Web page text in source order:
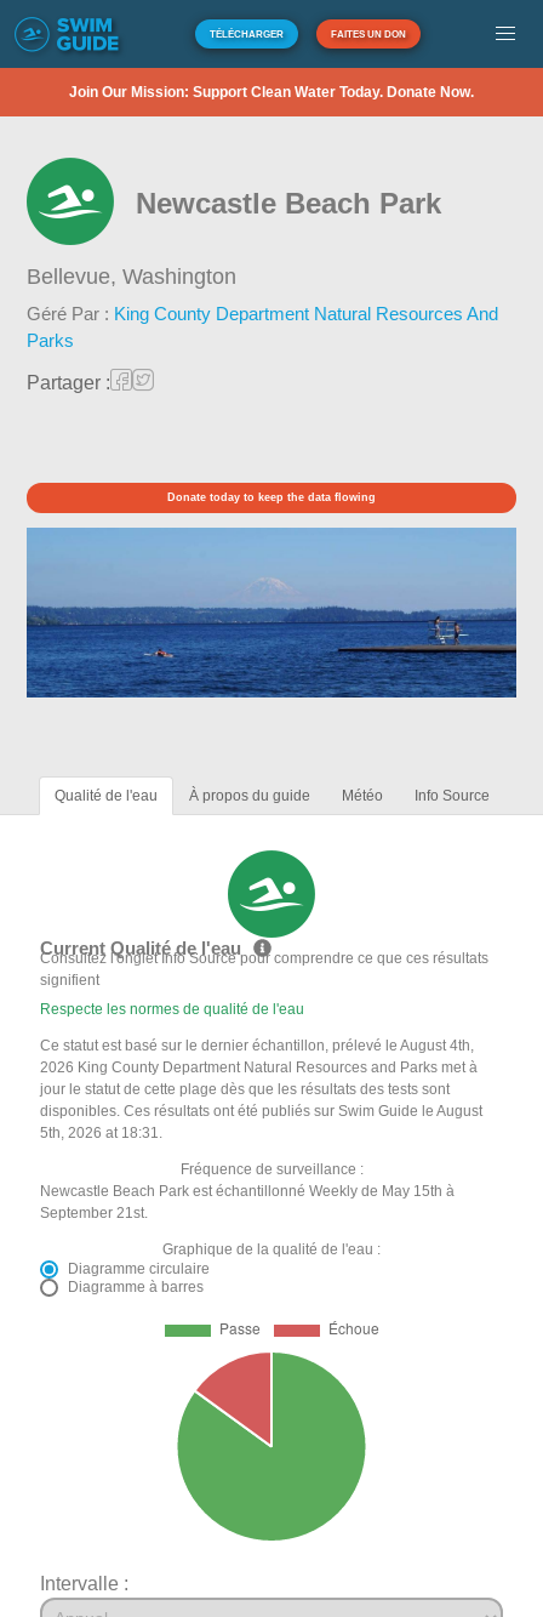
TÉLÉCHARGER FAITES UN DON
Join Our Mission: Support Clean Water Today. Donate Now.
Newcastle Beach Park
Bellevue,Washington
Géré Par : King County Department Natural Resources And
Parks
Partager :
Donate today to keep the data flowing
Qualité de l'eau À propos du guide Météo Info Source
Current Qualité de l'eau
Consultez l'onglet Info Source pour comprendre ce que ces résultats
signifient
Respecte les normes de qualité de l'eau
Ce statut est basé sur le dernier échantillon, prélevé le August 4th,
2026 King County Department Natural Resources and Parks met à
jour le statut de cette plage dès que les résultats des tests sont
disponibles. Ces résultats ont été publiés sur Swim Guide le August
5th, 2026 at 18:31.
Fréquence de surveillance :
Newcastle Beach Park est échantillonné Weekly de May 15th à
September 21st.
Graphique de la qualité de l'eau :
Diagramme circulaire
Diagramme à barres
Intervalle :